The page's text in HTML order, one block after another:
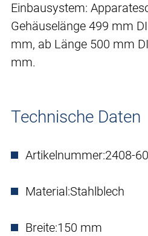
Einbausystem:
Gehäuselänge 499 mm
mm, ab Länge 500 mm
mm.
Technische Daten
Artikelnummer:2408-
Material:Stahlblech
Breite:150 mm